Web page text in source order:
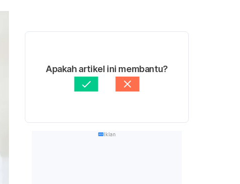
Apakah artikel ini membantu?
Iklan